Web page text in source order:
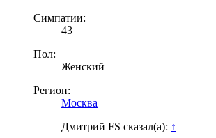
Симпатии:
43
Пол:
Женский
Регион:
Москва
Дмитрий FS сказал(а): ↑